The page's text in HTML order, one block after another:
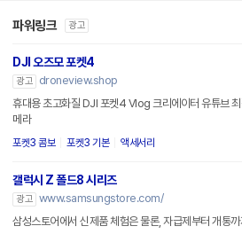
파워링크 광고
DJI 오즈모 포켓4
광고
droneview.shop
휴대용 초고화질 DJI 포켓4 Vlog 크리에이터 유튜브
메라
포켓3 콤보 포켓3 기본 액세서리
갤럭시 Z 폴드8 시리즈
광고 www.samsungstore.com/
삼성스토어에서 신제품 체험은 물론, 자급제부터 개통